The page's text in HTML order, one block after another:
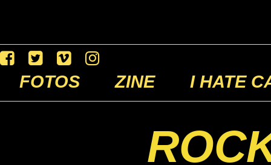
FOTOS ZINE I HATE